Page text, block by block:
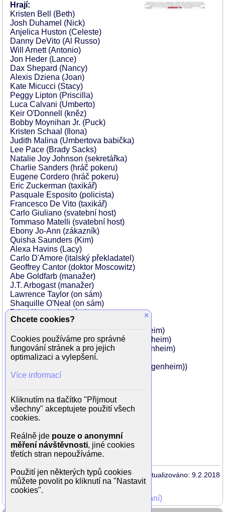
Hrají:
Kristen Bell (Beth)
Josh Duhamel (Nick)
Anjelica Huston (Celeste)
Danny DeVito (Al Russo)
Will Arnett (Antonio)
Jon Heder (Lance)
Dax Shepard (Nancy)
Alexis Dziena (Joan)
Kate Micucci (Stacy)
Peggy Lipton (Priscilla)
Luca Calvani (Umberto)
Keir O'Donnell (kněz)
Bobby Moynihan Jr. (Puck)
Kristen Schaal (Ilona)
Judith Malina (Umbertova babička)
Lee Pace (Brady Sacks)
Natalie Joy Johnson (sekretářka)
Charlie Sanders (hráč pokeru)
Eugene Cordero (hráč pokeru)
Eric Zuckerman (taxikář)
Pasquale Esposito (policista)
Francesco De Vito (taxikář)
Carlo Giuliano (svatební host)
Tommaso Matelli (svatební host)
Ebony Jo-Ann (zákazník)
Quisha Saunders (Kim)
Alexa Havins (Lacy)
Carlo D'Amore (italský překladatel)
Geoffrey Cantor (doktor Moscowitz)
Abe Goldfarb (manažer)
J.T. Arbogast (manažer)
Lawrence Taylor (on sám)
Shaquille O'Neal (on sám)
Brian Kenny (on sám)
John Mainieri (muž ve výtahu)
Bing Putney (dívka na party v Guggenheim)
Elizabeth Olin (dívka na party v Guggenheim)
Jessica Howell (dívka na party v Guggenheim)
Ghostface Killah (Guggenheim DJ)
Autumn Anderson (dívka na party v Guggenheim))
Yuri Antonosante (svatební host)
Tom Stratford (pařmen)
Coy DeLuca (italský tanečník)
Ella Dershowitz (Hip mladý Person)
Emily Fortunato (svatební host)
...
Aktualizováno: 9.2.2018
Mohli jste vidět v TV (zobrazit starší vysílání)
×
Chcete cookies?
Cookies používáme pro správné
fungování stránek a pro jejich
optimalizaci a vylepšení.
Více informací
Kliknutím na tlačítko "Přijmout
všechny" akceptujete použití všech
cookies.
Reálně jde pouze o anonymní
měření návštěvnosti, jiné cookies
třetích stran nepoužíváme.
Použití jen některých typů cookies
můžete povolit po kliknutí na "Nastavit
cookies".